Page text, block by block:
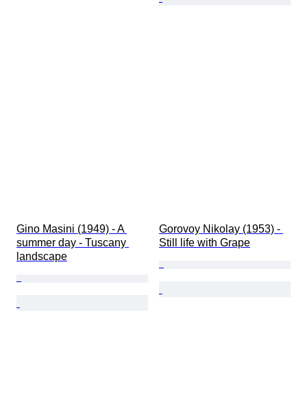
Gino Masini (1949) - A
summer day - Tuscany
landscape
Gorovoy Nikolay (1953) -
Still life with Grape